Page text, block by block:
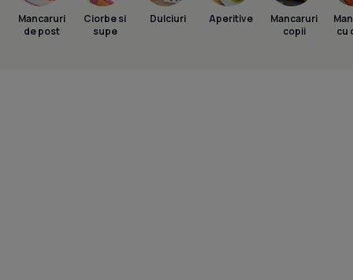
Mancaruri
de post
Ciorbe si
supe
Dulciuri Aperitive
Mancaruri
copii
cu